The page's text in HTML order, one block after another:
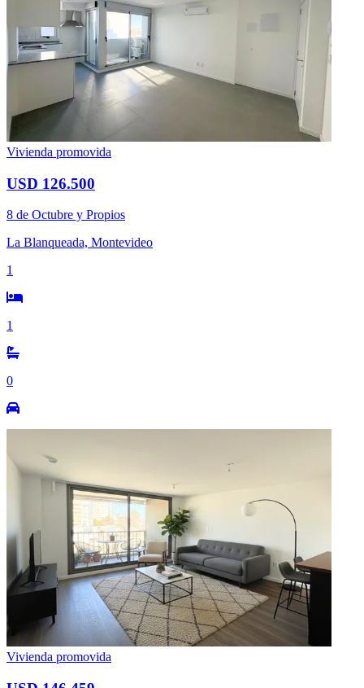
Vivienda promovida
USD 126.500
8 de Octubre y Propios
La Blanqueada, Montevideo
1
1
0
Vivienda promovida